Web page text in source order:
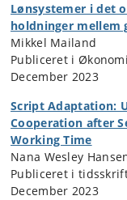
Lønsystemer i det
holdninger mellem
Mikkel Mailand
Publiceret i
December 2023
Script Adaptation:
Cooperation after
Working Time
Nana Wesley
Publiceret i
December 2023